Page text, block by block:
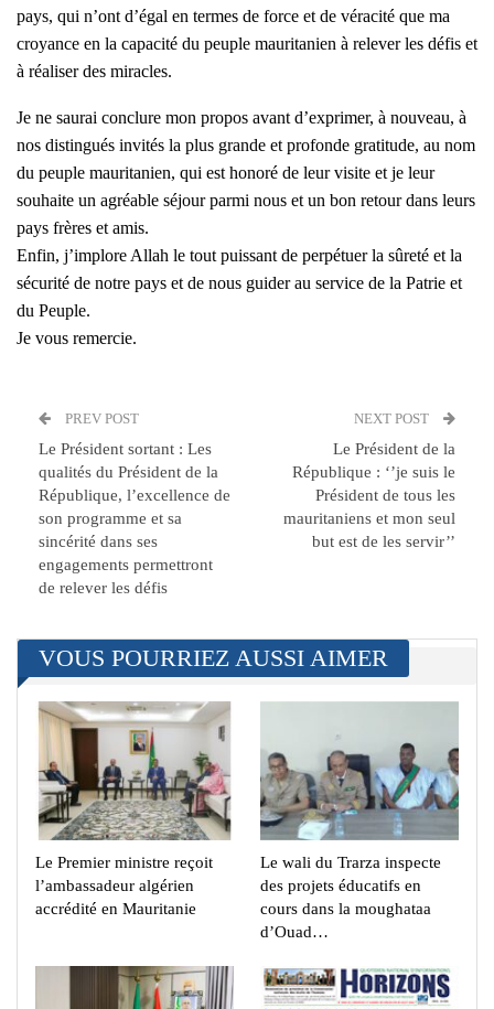
pays, qui n’ont d’égal en termes de force et de véracité que ma
croyance en la capacité du peuple mauritanien à relever les défis et
à réaliser des miracles.
Je ne saurai conclure mon propos avant d’exprimer, à nouveau, à
nos distingués invités la plus grande et profonde gratitude, au nom
du peuple mauritanien, qui est honoré de leur visite et je leur
souhaite un agréable séjour parmi nous et un bon retour dans leurs
pays frères et amis.
Enfin, j’implore Allah le tout puissant de perpétuer la sûreté et la
sécurité de notre pays et de nous guider au service de la Patrie et
du Peuple.
Je vous remercie.
PREV POST
Le Président sortant : Les
qualités du Président de la
République, l’excellence de
son programme et sa
sincérité dans ses
engagements permettront
de relever les défis
NEXT POST
Le Président de la
République : ‘’je suis le
Président de tous les
mauritaniens et mon seul
but est de les servir’’
VOUS POURRIEZ AUSSI AIMER
Le Premier ministre reçoit
l’ambassadeur algérien
accrédité en Mauritanie
Le wali du Trarza inspecte
des projets éducatifs en
cours dans la moughataa
d’Ouad…